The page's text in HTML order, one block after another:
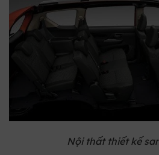
Nội thất thiết kế